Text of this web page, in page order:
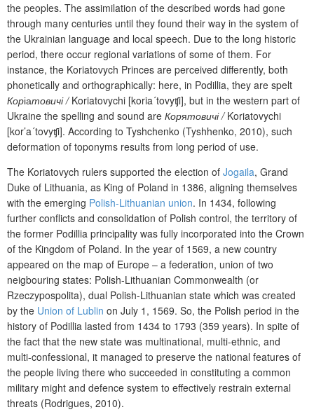
the peoples. The assimilation of the described words had gone
through many centuries until they found their way in the system of
the Ukrainian language and local speech. Due to the long historic
period, there occur regional variations of some of them. For
instance, the Koriatovych Princes are perceived differently, both
phonetically and orthographically: here, in Podillia, they are spelt
Коріатовичі /Koriatovychi [koria´tovyʧi], but in the western part of
Ukraine the spelling and sound are Корятовичі /Koriatovychi
[kor’a´tovyʧi]. According to Tyshchenko (Tyshhenko, 2010), such
deformation of toponyms results from long period of use.
The Koriatovych rulers supported the election of Jogaila, Grand
Duke of Lithuania, as King of Poland in 1386, aligning themselves
with the emerging Polish-Lithuanian union. In 1434, following
further conflicts and consolidation of Polish control, the territory of
the former Podillia principality was fully incorporated into the Crown
of the Kingdom of Poland. In the year of 1569, a new country
appeared on the map of Europe – a federation, union of two
neigbouring states: Polish-Lithuanian Commonwealth (or
Rzeczypospolita), dual Polish-Lithuanian state which was created
by the Union of Lublin on July 1, 1569. So, the Polish period in the
history of Podillia lasted from 1434 to 1793 (359 years). In spite of
the fact that the new state was multinational, multi-ethnic, and
multi-confessional, it managed to preserve the national features of
the people living there who succeeded in constituting a common
military might and defence system to effectively restrain external
threats (Rodrigues, 2010).